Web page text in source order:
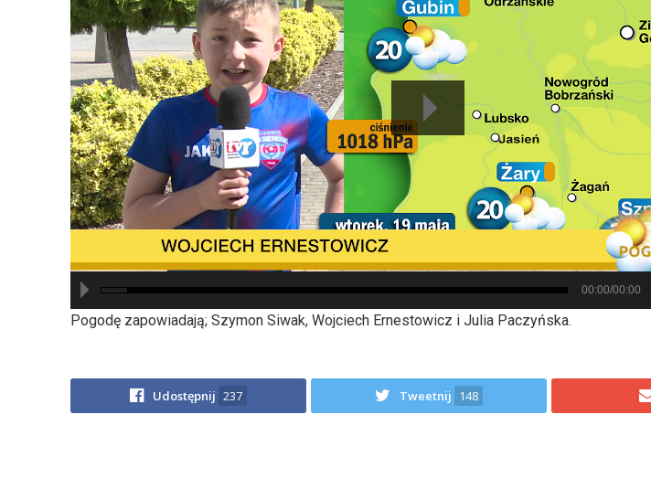
hd2880
hd2160
hd2160
hd1440
highres
hd1080
hd720
large
medium
small
tiny
00:00/00:00
Pogodę zapowiadają; Szymon Siwak, Wojciech Ernestowicz i Julia Paczyńska.
Udostępnij 237 Tweetnij 148